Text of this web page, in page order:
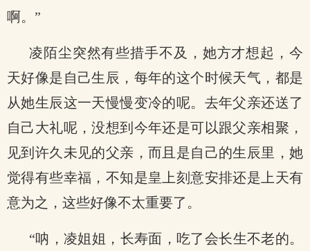
啊。”
凌陌尘突然有些措手不及，她方才想起，今
天好像是自己生辰，每年的这个时候天气，都是
从她生辰这一天慢慢变冷的呢。去年父亲还送了
自己大礼呢，没想到今年还是可以跟父亲相聚，
见到许久未见的父亲，而且是自己的生辰里，她
觉得有些幸福，不知是皇上刻意安排还是上天有
意为之，这些好像不太重要了。
“呐，凌姐姐，长寿面，吃了会长生不老的。